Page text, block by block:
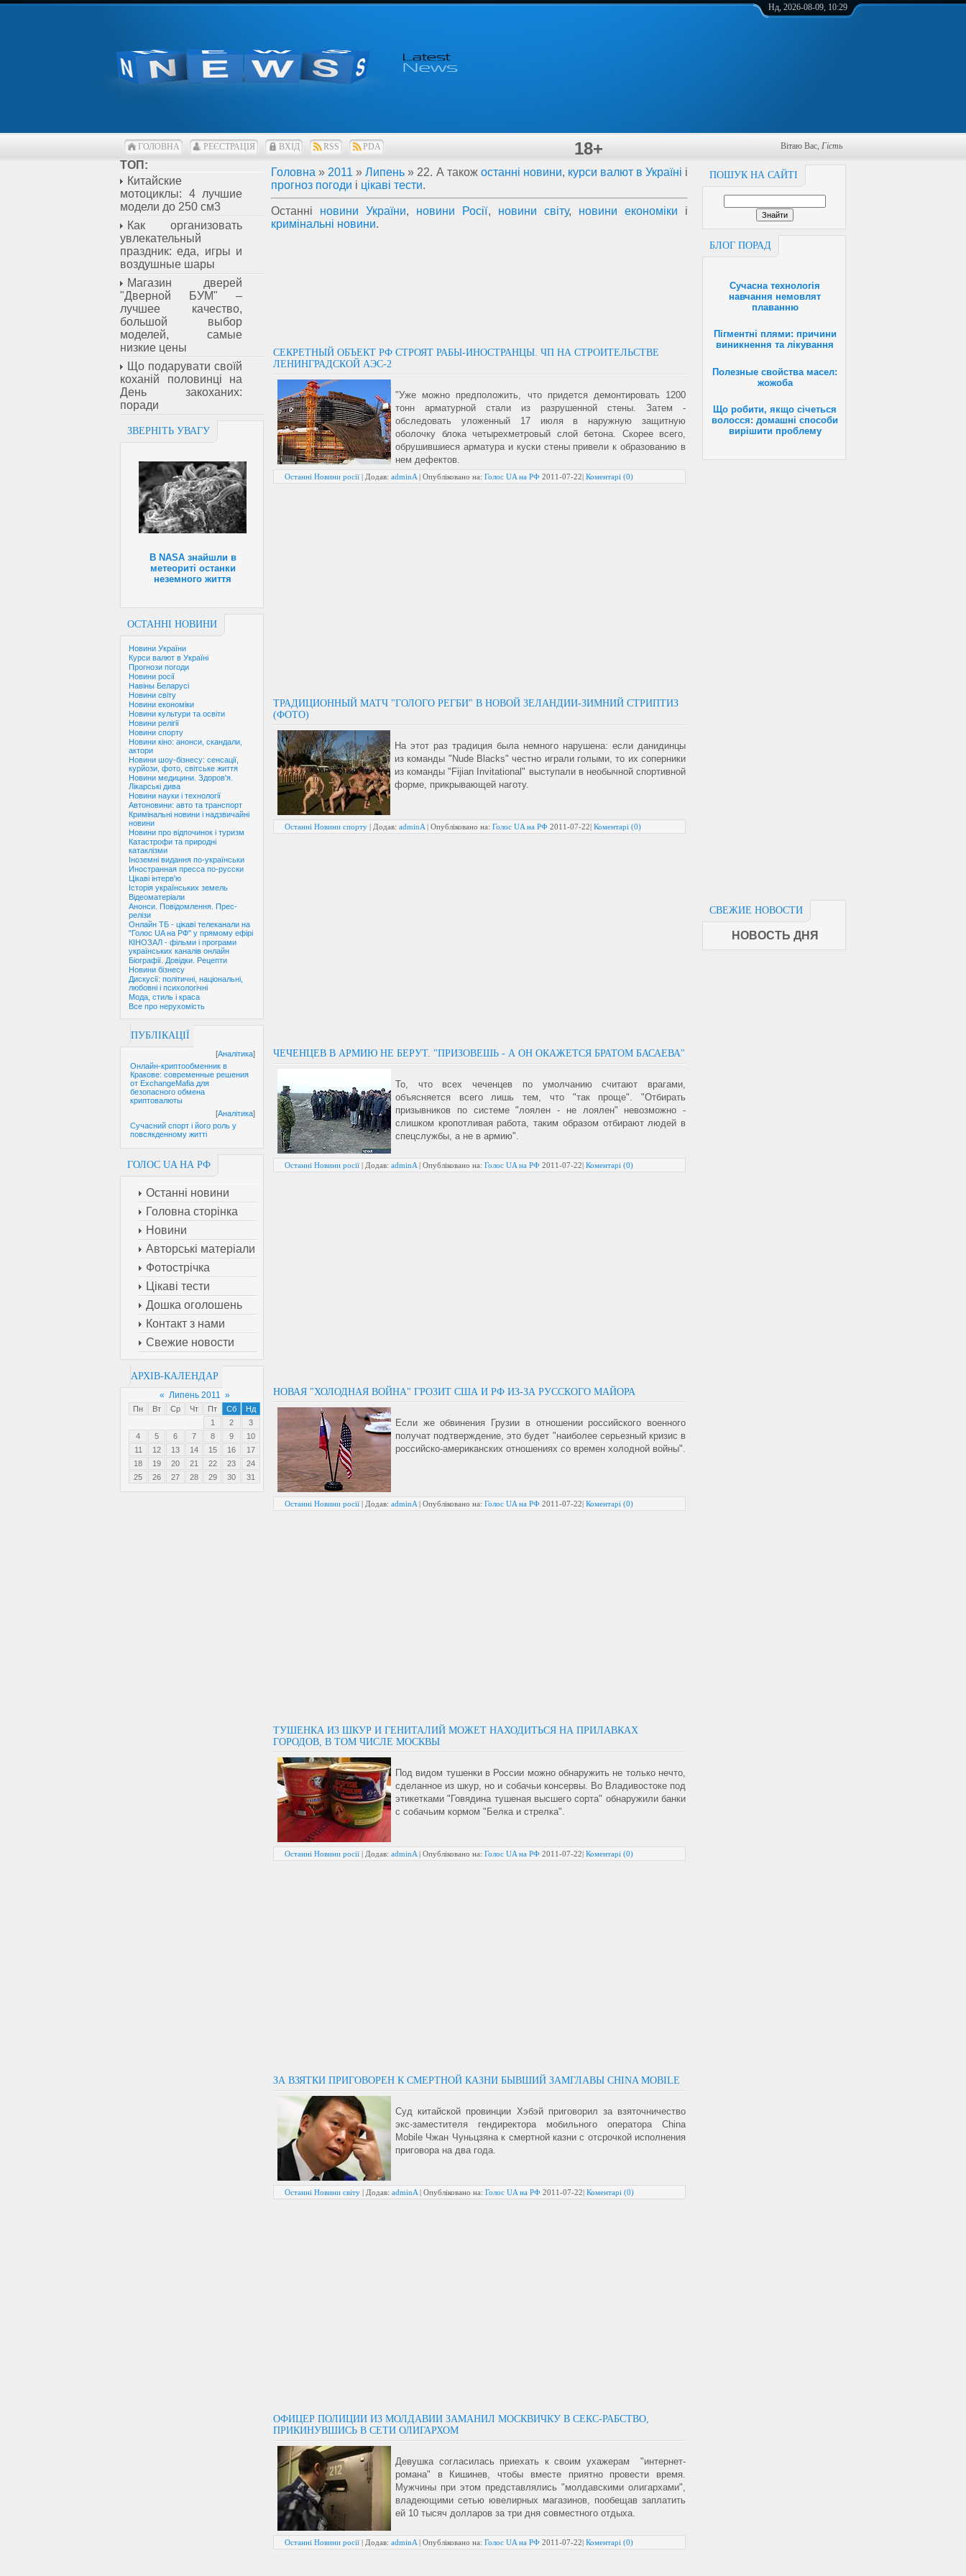
Нд, 2026-08-09, 10:29
ГОЛОВНА РЕЄСТРАЦІЯ ВХІД RSS PDA 18+ Вітаю Вас, Гість
ТОП:
Китайские
мотоциклы: 4 лучшие
модели до 250 см3
Как организовать
увлекательный
праздник: еда, игры и
воздушные шары
Магазин дверей
"Дверной БУМ" –
лучшее качество,
большой выбор
моделей, самые
низкие цены
Що подарувати своїй
коханій половинці на
День закоханих:
поради
ЗВЕРНІТЬ УВАГУ
В NASA знайшли в
метеориті останки
неземного життя
ОСТАННІ НОВИНИ
Новини України
Курси валют в Україні
Прогнози погоди
Новини росії
Навіны Беларусі
Новини світу
Новини економіки
Новини культури та освіти
Новини релігії
Новини спорту
Новини кіно: анонси, скандали,
актори
Новини шоу-бізнесу: сенсації,
курйози, фото, світське життя
Новини медицини. Здоров'я.
Лікарські дива
Новини науки і технології
Автоновини: авто та транспорт
Кримінальні новини і надзвичайні
новини
Новини про відпочинок і туризм
Катастрофи та природні
катаклізми
Іноземні видання по-українськи
Иностранная пресса по-русски
Цікаві інтерв'ю
Історія українських земель
Відеоматеріали
Анонси. Повідомлення. Прес-
релізи
Онлайн ТБ - цікаві телеканали на
"Голос UA на РФ" у прямому ефірі
КІНОЗАЛ - фільми і програми
українських каналів онлайн
Біографії. Довідки. Рецепти
Новини бізнесу
Дискусії: політичні, національні,
любовні і психологічні
Мода, стиль і краса
Все про нерухомість
ПУБЛІКАЦІЇ
[Аналітика]
Онлайн-криптообменник в
Кракове: современные решения
от ExchangeMafia для
безопасного обмена
криптовалюты
[Аналітика]
Сучасний спорт і його роль у
повсякденному житті
ГОЛОС UA НА РФ
Останні новини
Головна сторінка
Новини
Авторські матеріали
Фотострічка
Цікаві тести
Дошка оголошень
Контакт з нами
Свежие новости
АРХІВ-КАЛЕНДАР
« Липень 2011 »
Пн Вт Ср Чт Пт Сб
Нд
1
2
3
4
5 6 7 8 9
10
11
12 13 14 15 16
17
18
19 20 21 22 23
24
25
26 27 28 29 30 31
ПОШУК НА САЙТІ
БЛОГ ПОРАД
Сучасна технологія
навчання немовлят
плаванню
Пігментні плями: причини
виникнення та лікування
Полезные свойства масел:
жожоба
Що робити, якщо січеться
волосся: домашні способи
вирішити проблему
СВЕЖИЕ НОВОСТИ
НОВОСТЬ ДНЯ
Головна » 2011 » Липень » 22. А також останні новини, курси валют в Україні і
прогноз погоди і цікаві тести.
Останні новини України, новини Росії, новини світу, новини економіки і
кримінальні новини.
СЕКРЕТНЫЙ ОБЪЕКТ РФ СТРОЯТ РАБЫ-ИНОСТРАНЦЫ. ЧП НА СТРОИТЕЛЬСТВЕ
ЛЕНИНГРАДСКОЙ АЭС-2
"Уже можно предположить, что придется демонтировать 1200
тонн арматурной стали из разрушенной стены. Затем -
обследовать уложенный 17 июля в наружную защитную
оболочку блока четырехметровый слой бетона. Скорее всего,
обрушившиеся арматура и куски стены привели к образованию в
нем дефектов.
Останні Новини росії | Додав: adminA | Опубліковано на: Голос UA на РФ 2011-07-22| Коментарі (0)
ТРАДИЦИОННЫЙ МАТЧ "ГОЛОГО РЕГБИ" В НОВОЙ ЗЕЛАНДИИ-ЗИМНИЙ СТРИПТИЗ
(ФОТО)
На этот раз традиция была немного нарушена: если данидинцы
из команды "Nude Blacks" честно играли голыми, то их соперники
из команды "Fijian Invitational" выступали в необычной спортивной
форме, прикрывающей наготу.
Останні Новини спорту | Додав: adminA | Опубліковано на: Голос UA на РФ 2011-07-22| Коментарі (0)
ЧЕЧЕНЦЕВ В АРМИЮ НЕ БЕРУТ. "ПРИЗОВЕШЬ - А ОН ОКАЖЕТСЯ БРАТОМ БАСАЕВА"
То, что всех чеченцев по умолчанию считают врагами,
объясняется всего лишь тем, что "так проще". "Отбирать
призывников по системе "лоялен - не лоялен" невозможно -
слишком кропотливая работа, таким образом отбирают людей в
спецслужбы, а не в армию".
Останні Новини росії | Додав: adminA | Опубліковано на: Голос UA на РФ 2011-07-22| Коментарі (0)
НОВАЯ "ХОЛОДНАЯ ВОЙНА" ГРОЗИТ США И РФ ИЗ-ЗА РУССКОГО МАЙОРА
Если же обвинения Грузии в отношении российского военного
получат подтверждение, это будет "наиболее серьезный кризис в
российско-американских отношениях со времен холодной войны".
Останні Новини росії | Додав: adminA | Опубліковано на: Голос UA на РФ 2011-07-22| Коментарі (0)
ТУШЕНКА ИЗ ШКУР И ГЕНИТАЛИЙ МОЖЕТ НАХОДИТЬСЯ НА ПРИЛАВКАХ
ГОРОДОВ, В ТОМ ЧИСЛЕ МОСКВЫ
Под видом тушенки в России можно обнаружить не только нечто,
сделанное из шкур, но и собачьи консервы. Во Владивостоке под
этикетками "Говядина тушеная высшего сорта" обнаружили банки
с собачьим кормом "Белка и стрелка".
Останні Новини росії | Додав: adminA | Опубліковано на: Голос UA на РФ 2011-07-22| Коментарі (0)
ЗА ВЗЯТКИ ПРИГОВОРЕН К СМЕРТНОЙ КАЗНИ БЫВШИЙ ЗАМГЛАВЫ CHINA MOBILE
Суд китайской провинции Хэбэй приговорил за взяточничество
экс-заместителя гендиректора мобильного оператора China
Mobile Чжан Чуньцзяна к смертной казни с отсрочкой исполнения
приговора на два года.
Останні Новини світу | Додав: adminA | Опубліковано на: Голос UA на РФ 2011-07-22| Коментарі (0)
ОФИЦЕР ПОЛИЦИИ ИЗ МОЛДАВИИ ЗАМАНИЛ МОСКВИЧКУ В СЕКС-РАБСТВО,
ПРИКИНУВШИСЬ В СЕТИ ОЛИГАРХОМ
Девушка согласилась приехать к своим ухажерам
"интернет-
романа" в Кишинев, чтобы вместе приятно провести время.
Мужчины при этом представлялись "молдавскими олигархами",
владеющими сетью ювелирных магазинов, пообещав заплатить
ей 10 тысяч долларов за три дня совместного отдыха.
Останні Новини росії | Додав: adminA | Опубліковано на: Голос UA на РФ 2011-07-22| Коментарі (0)